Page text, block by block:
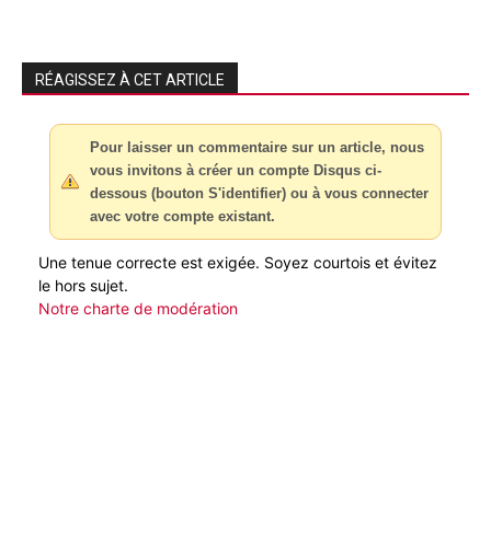
RÉAGISSEZ À CET ARTICLE
Pour laisser un commentaire sur un article, nous
vous invitons à créer un compte Disqus ci-
dessous (bouton S'identifier) ou à vous connecter
avec votre compte existant.
Une tenue correcte est exigée. Soyez courtois et évitez
le hors sujet.
Notre charte de modération